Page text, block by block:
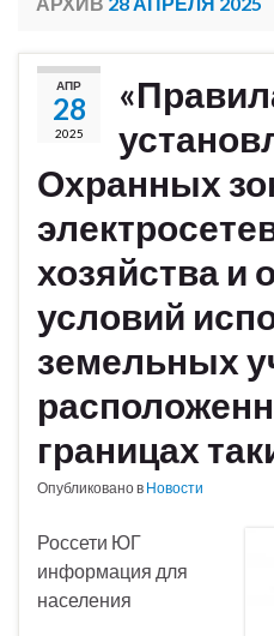
АПР
28
2025
Охранных
хозяйства и
условий
земельных
границах
Опубликовано в Новости
Россети ЮГ
информация для
населения